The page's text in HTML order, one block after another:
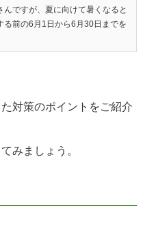
ですが、夏に向けて暑くなると
る前の6月1日から6月30日までを
対策のポイントをご紹介
みましょう。